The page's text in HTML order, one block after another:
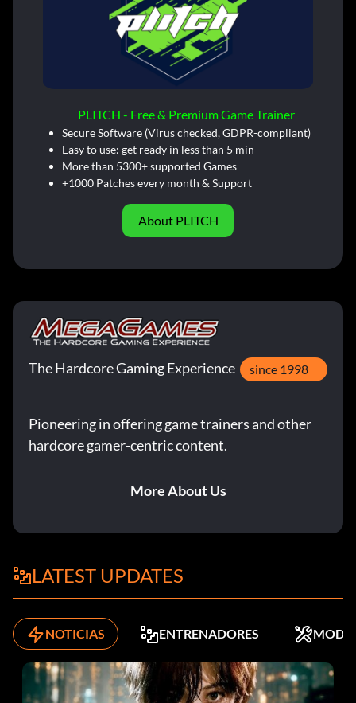
PLITCH - Free & Premium Game Trainer
Secure Software (Virus checked, GDPR-compliant)
Easy to use: get ready in less than 5 min
More than 5300+ supported Games
+1000 Patches every month & Support
About PLITCH
The Hardcore Gaming Experience since 1998
Pioneering in offering game trainers and other
hardcore gamer-centric content.
More About Us
LATEST UPDATES
NOTICIAS ENTRENADORES MODS